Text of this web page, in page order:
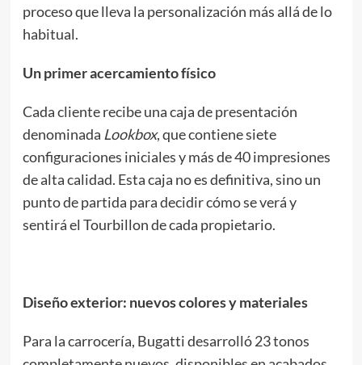
proceso que lleva la personalización más allá de lo
habitual.
Un primer acercamiento físico
Cada cliente recibe una caja de presentación
denominada Lookbox, que contiene siete
configuraciones iniciales y más de 40 impresiones
de alta calidad. Esta caja no es definitiva, sino un
punto de partida para decidir cómo se verá y
sentirá el Tourbillon de cada propietario.
Diseño exterior: nuevos colores y materiales
Para la carrocería, Bugatti desarrolló 23 tonos